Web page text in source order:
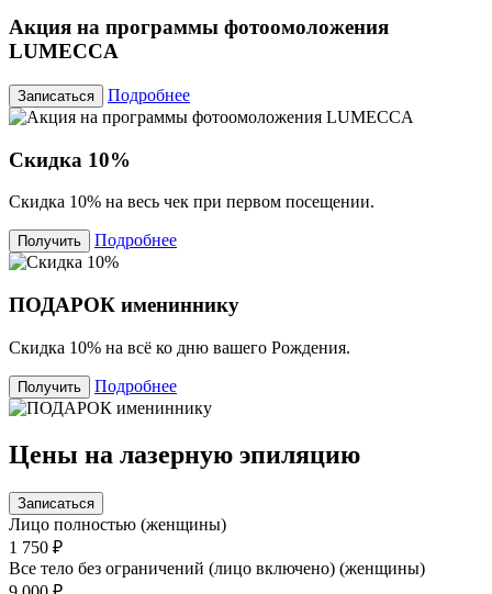
Акция на программы фотоомоложения
LUMECCA
Записаться Подробнее
Скидка 10%
Скидка 10% на весь чек при первом посещении.
Получить Подробнее
ПОДАРОК имениннику
Скидка 10% на всё ко дню вашего Рождения.
Получить Подробнее
Цены на лазерную эпиляцию
Записаться
Лицо полностью (женщины)
1 750 ₽
Все тело без ограничений (лицо включено) (женщины)